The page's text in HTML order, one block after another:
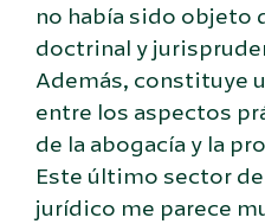
no había sido objeto
doctrinal y
Además, constituye
entre los aspectos
de la abogacía y la
Este último sector
jurídico me parece